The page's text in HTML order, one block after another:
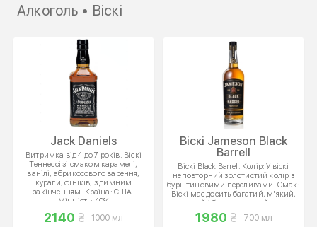
Алкоголь • Віскі
Jack Daniels
Витримка від 4 до 7 років. Віскі
Теннессі зі смаком карамелі,
ванілі, абрикосового варення,
кураги, фініків, з димним
закінченням. Країна: США.
Міцність: 40%
2140 1000 мл
Віскі Jameson Black
Barrell
Віскі Black Barrel. Колір: У віскі
неповторний золотистий колір з
бурштиновими переливами. Смак:
Віскі має досить багатий, м'який,
гладкий і багатогранний смак,
який поєднує ноти вершків,
прянощів, горіха і обпаленого
1980 700 мл